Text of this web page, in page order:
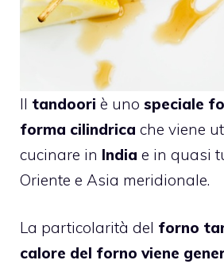
Il tandoori è uno speciale
forma cilindrica che viene
cucinare in India e in quasi
Oriente e Asia meridionale.
La particolarità del forno
calore del forno viene